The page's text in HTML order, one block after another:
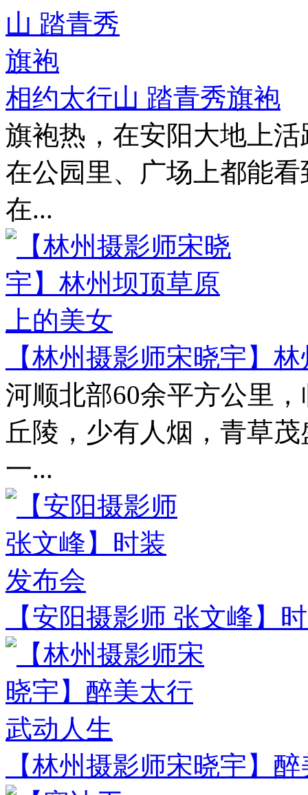
相约太行山 踏青秀旗袍
旗袍热，在安阳大地上
在公园里、广场上都能
在...
【林州摄影师宋晓宇】
河顺北部60余平方公里
丘陵，少有人烟，青草
一...
【安阳摄影师 张文峰】
【林州摄影师宋晓宇】